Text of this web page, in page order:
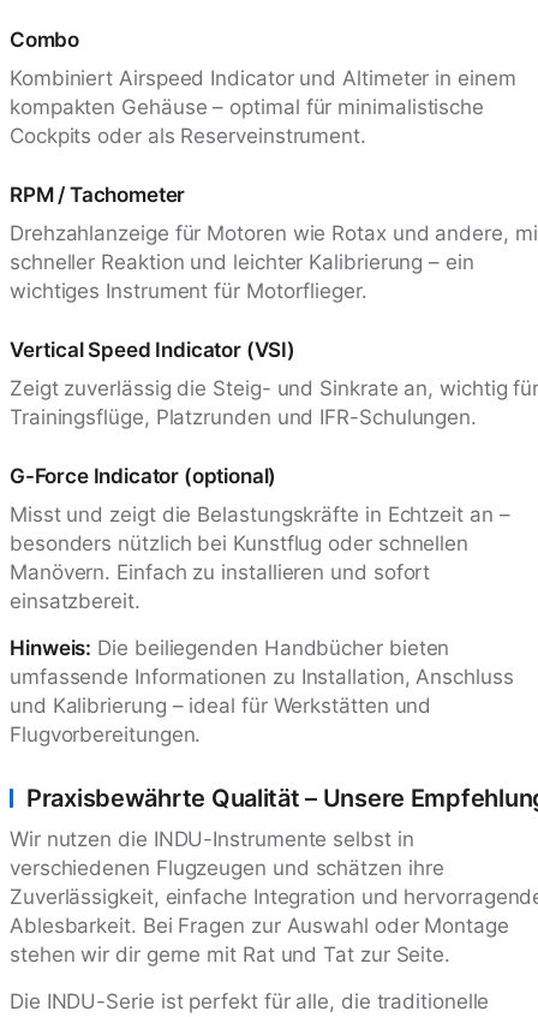
Combo
Kombiniert Airspeed Indicator und Altimeter in einem
kompakten Gehäuse – optimal für minimalistische
Cockpits oder als Reserveinstrument.
RPM / Tachometer
Drehzahlanzeige für Motoren wie Rotax und andere,
schneller Reaktion und leichter Kalibrierung – ein
wichtiges Instrument für Motorflieger.
Vertical Speed Indicator (VSI)
Zeigt zuverlässig die Steig- und Sinkrate an, wichtig
Trainingsflüge, Platzrunden und IFR-Schulungen.
G-Force Indicator (optional)
Misst und zeigt die Belastungskräfte in Echtzeit an –
besonders nützlich bei Kunstflug oder schnellen
Manövern. Einfach zu installieren und sofort
einsatzbereit.
Hinweis: Die beiliegenden Handbücher bieten
umfassende Informationen zu Installation, Anschluss
und Kalibrierung – ideal für Werkstätten und
Flugvorbereitungen.
Praxisbewährte Qualität – Unsere
Wir nutzen die INDU-Instrumente selbst in
verschiedenen Flugzeugen und schätzen ihre
Zuverlässigkeit, einfache Integration und
Ablesbarkeit. Bei Fragen zur Auswahl oder Montage
stehen wir dir gerne mit Rat und Tat zur Seite.
Die INDU-Serie ist perfekt für alle, die traditionelle